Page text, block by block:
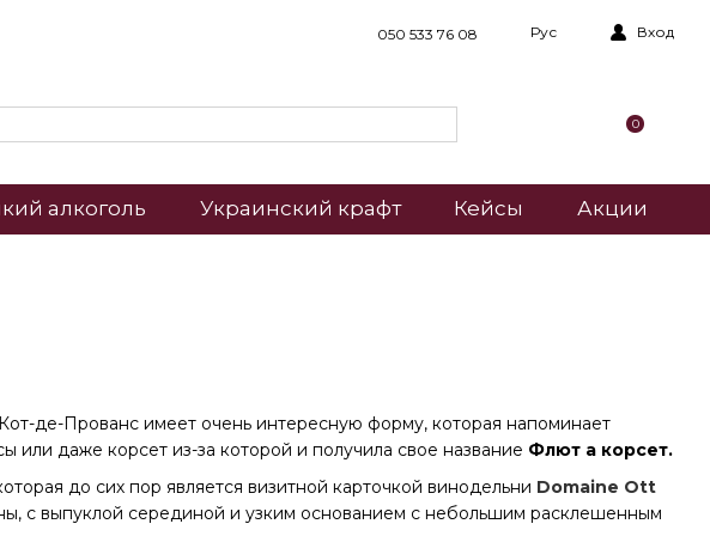
050 533 76 08 Рус Вход
0
алкоголь Украинский крафт Кейсы Акции
де-Прованс имеет очень интересную форму, которая напоминает
или даже корсет из-за которой и получила свое название Флют а корсет.
до сих пор является визитной карточкой винодельни Domaine Ott
с выпуклой серединой и узким основанием с небольшим расклешенным